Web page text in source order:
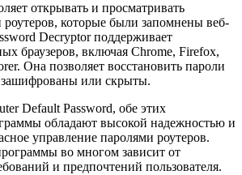
открывать и просматривать
которые были запомнены веб-
Decryptor поддерживает
браузеров, включая Chrome, Firefox,
Она позволяет восстановить пароли
или скрыты.
Default Password, обе этих
обладают высокой надежностью и
управление паролями роутеров.
во многом зависит от
и предпочтений пользователя.